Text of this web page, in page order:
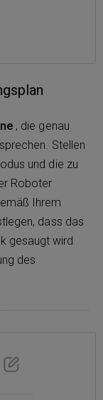
, die genau
Stellen
und die zu
Roboter
Ihrem
dass das
gesaugt wird
des